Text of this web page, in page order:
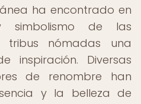
ha encontrado en
de las
tribus nómadas una
inspiración. Diversas
de renombre han
y la belleza de